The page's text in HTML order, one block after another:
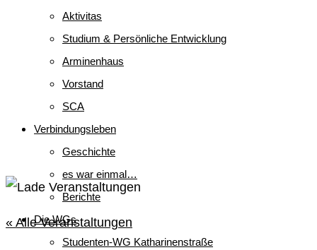
Aktivitas
Studium & Persönliche Entwicklung
Arminenhaus
Vorstand
SCA
Verbindungsleben
Geschichte
es war einmal…
Berichte
Die WGs
Studenten-WG Katharinenstraße
« Alle Veranstaltungen